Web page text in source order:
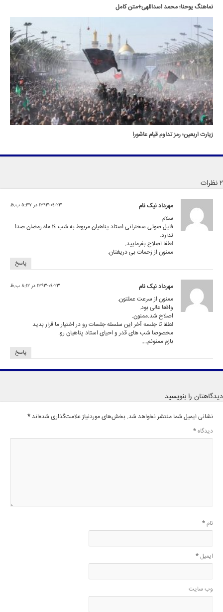
نماهنگ یوحنا؛ محمد اسداللهی+متن کامل
زیارت اربعین؛ رمز تداوم قیام عاشورا
2 نظرات
مهرداد نیک نام 1393-04-23 در 5:37 ب.ظ
سلام
فایل صوتی سخنرانی استاد پناهیان مربوط به شب 14 ماه رمضان صدا
ندارد.
لطفا اصلاح بفرمایید.
ممنون از زحمات بی دریغتان.
پاسخ
مهرداد نیک نام 1393-04-23 در 8:12 ب.ظ
ممنون از سرعت عملتون.
واقعا عالی بود.
اصلاح شد.ممنون.
لطفا تا جلسه آخر این سلسله جلسات رو در اختیار ما قرار بدید
مخصوصا شب های قدر و احیای استاد پناهیان رو.
بازم ممنونم….
پاسخ
دیدگاهتان را بنویسید
نشانی ایمیل شما منتشر نخواهد شد. بخش‌های موردنیاز علامت‌گذاری شده‌اند *
دیدگاه*
نام*
ایمیل*
وب‌ سایت